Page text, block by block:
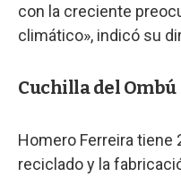
con la creciente
climático», indicó su
Cuchilla del Ombú
Homero Ferreira tiene
reciclado y la